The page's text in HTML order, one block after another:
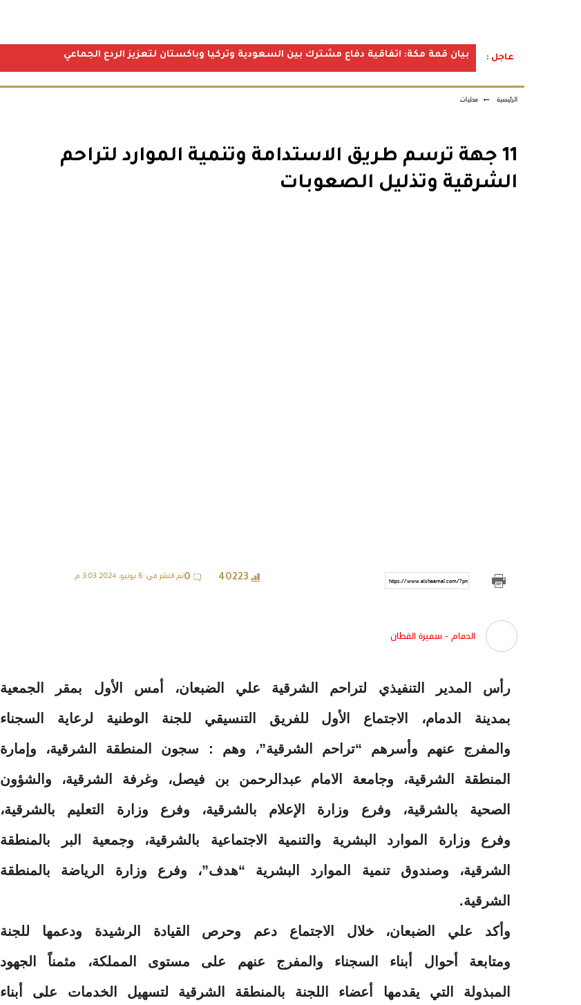
عاجل : بيان قمة مكة: اتفاقية دفاع مشترك بين السعودية وتركيا وباكستان لتعزيز الردع الجماعي
الرئيسية ← محليات
11 جهة ترسم طريق الاستدامة وتنمية الموارد لتراحم
الشرقية وتذليل الصعوبات
https://www.alshaamal.com/?p=262437
تم النشر في: 6 يونيو، 2024 3:03 م 40223
0
الدمام - سميرة القطان
رأس المدير التنفيذي لتراحم الشرقية علي الضبعان، أمس الأول بمقر الجمعية
بمدينة الدمام، الاجتماع الأول للفريق التنسيقي للجنة الوطنية لرعاية السجناء
والمفرج عنهم وأسرهم “تراحم الشرقية”، وهم : سجون المنطقة الشرقية، وإمارة
المنطقة الشرقية، وجامعة الامام عبدالرحمن بن فيصل، وغرفة الشرقية، والشؤون
الصحية بالشرقية، وفرع وزارة الإعلام بالشرقية، وفرع وزارة التعليم بالشرقية،
وفرع وزارة الموارد البشرية والتنمية الاجتماعية بالشرقية، وجمعية البر بالمنطقة
الشرقية، وصندوق تنمية الموارد البشرية “هدف”، وفرع وزارة الرياضة بالمنطقة
الشرقية.
وأكد علي الضبعان، خلال الاجتماع دعم وحرص القيادة الرشيدة ودعمها للجنة
ومتابعة أحوال أبناء السجناء والمفرج عنهم على مستوى المملكة، مثمناً الجهود
المبذولة التي يقدمها أعضاء اللجنة بالمنطقة الشرقية لتسهيل الخدمات على أبناء